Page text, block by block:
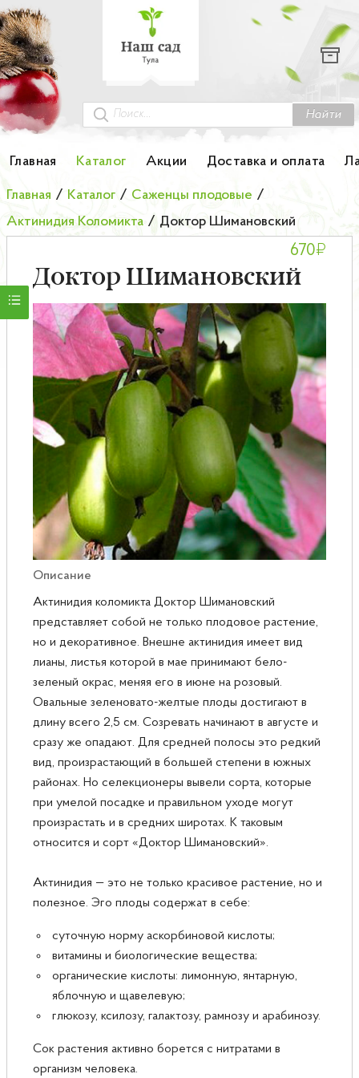
Найти
Главная Каталог Акции Доставка и оплата
Каталог
Гортензии
Грунты
Колоновидные деревья
Лук-севок
Малина
Мини-деревья
НОВИНКА Английские и Японские розы
Саженцы плодовые
Главная / Каталог / Саженцы плодовые /
Актинидия Коломикта / Доктор Шимановский
Доктор Шимановский
670₽
Описание
Актинидия коломикта Доктор Шимановский
представляет собой не только плодовое растение,
но и декоративное. Внешне актинидия имеет вид
лианы, листья которой в мае принимают бело-
зеленый окрас, меняя его в июне на розовый.
Овальные зеленовато-желтые плоды достигают в
длину всего 2,5 см. Созревать начинают в августе и
сразу же опадают. Для средней полосы это редкий
вид, произрастающий в большей степени в южных
районах. Но селекционеры вывели сорта, которые
при умелой посадке и правильном уходе могут
произрастать и в средних широтах. К таковым
относится и сорт «Доктор Шимановский».
Актинидия — это не только красивое растение, но и
полезное. Эго плоды содержат в себе:
суточную норму аскорбиновой кислоты;
витамины и биологические вещества;
органические кислоты: лимонную, янтарную,
яблочную и щавелевую;
глюкозу, ксилозу, галактозу, рамнозу и арабинозу.
Сок растения активно борется с нитратами в
организм человека.